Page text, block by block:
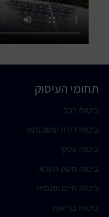
תחומי העיסוק
ביטוח רכב
ביטוח דירה ומשכנתא
ביטוח עסקי
ביטוח משק חקלאי
ביטוח חיים ופנסיה
ביטוח בריאות